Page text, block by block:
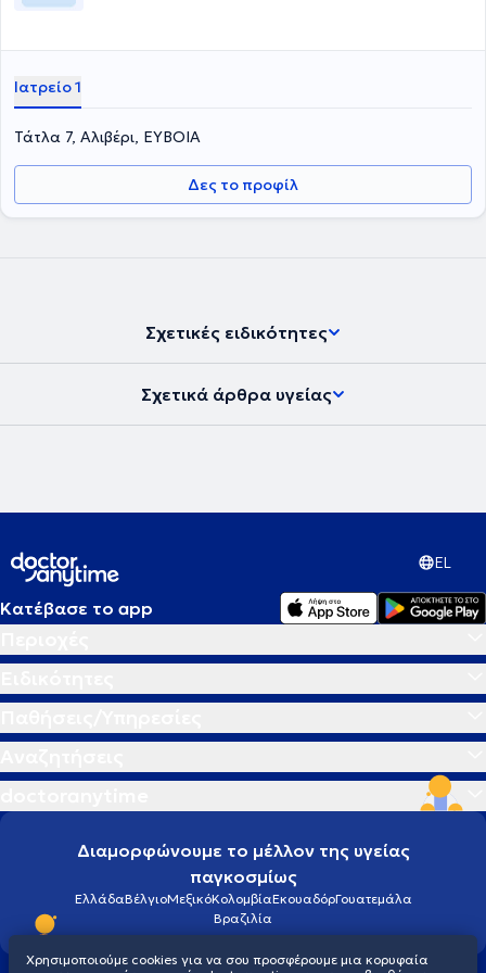
Ιατρείο 1
Τάτλα 7, Αλιβέρι, ΕΥΒΟΙΑ
Δες το προφίλ
Σχετικές ειδικότητες
Σχετικά άρθρα υγείας
EL
Κατέβασε το app
Διαμορφώνουμε το μέλλον της υγείας
παγκοσμίως
ΕλλάδαΒέλγιοΜεξικόΚολομβίαΕκουαδόρΓουατεμάλα
Βραζιλία
Χρησιμοποιούμε cookies για να σου προσφέρουμε μια κορυφαία